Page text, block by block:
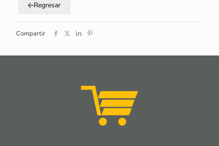
Regresar
Compartir